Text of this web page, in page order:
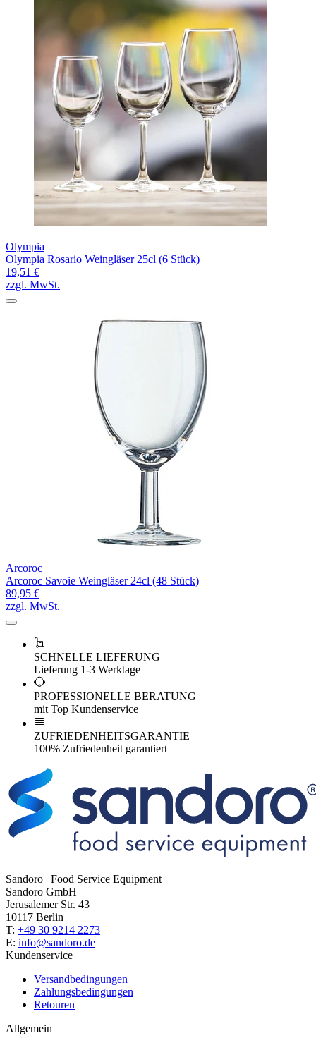
Olympia
Olympia Rosario Weingläser 25cl (6 Stück)
19,51 €
zzgl. MwSt.
Arcoroc
Arcoroc Savoie Weingläser 24cl (48 Stück)
89,95 €
zzgl. MwSt.
SCHNELLE LIEFERUNG
Lieferung 1-3 Werktage
PROFESSIONELLE BERATUNG
mit Top Kundenservice
ZUFRIEDENHEITSGARANTIE
100% Zufriedenheit garantiert
Sandoro | Food Service Equipment
Sandoro GmbH
Jerusalemer Str. 43
10117 Berlin
T: +49 30 9214 2273
E: info@sandoro.de
Kundenservice
Versandbedingungen
Zahlungsbedingungen
Retouren
Allgemein